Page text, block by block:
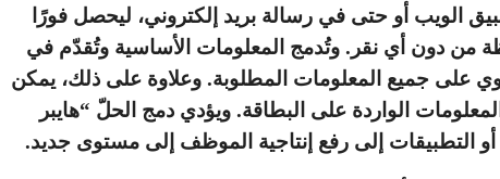
الويب أو حتى في رسالة بريد إلكتروني، ليحصل فورًا
من دون أي نقر. وتُدمج المعلومات الأساسية وتُقدّم في
على جميع المعلومات المطلوبة. وعلاوة على ذلك، يمكن
الواردة على البطاقة. ويؤدي دمج الحلّ “هايبر
التطبيقات إلى رفع إنتاجية الموظف إلى مستوى جديد.